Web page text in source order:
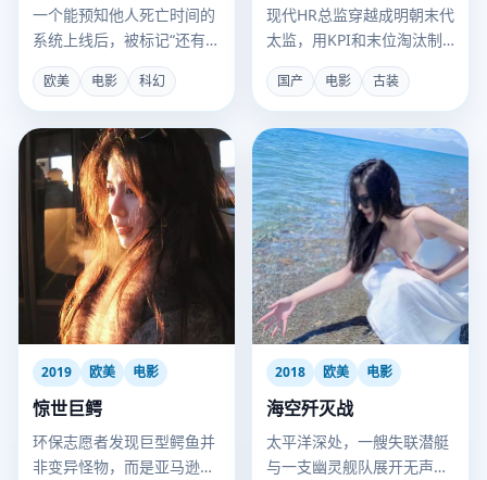
一个能预知他人死亡时间的
系统上线后，被标记“还有
24小时”的人开始组队狂
欢，直到他们发现标记可以
转移。
欧美 电影 科幻
现代HR总监穿越成明朝末代
太监，用KPI和末位淘汰制
把后宫管成了全球五百强。
国产 电影 古装
2019 欧美 电影
惊世巨鳄
环保志愿者发现巨型鳄鱼并
非变异怪物，而是亚马逊雨
2018 欧美 电影
海空歼灭战
太平洋深处，一艘失联潜艇
与一支幽灵舰队展开无声的